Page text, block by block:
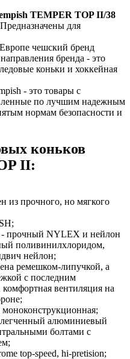
TEMPER TOP II/38
для
чешский бренд
бренда - это
коньки и хоккейная
- это товары с
по лучшим надежным
нормам безопасности и
коньков
II:
из прочного, но мягкого
- прочный NYLEX и нейлон
поливинилхлоридом,
нейлон;
ремешком-липучкой, а
с последним
вентиляция на
алюминиевый
болтами с
top-speed, hi-pretision;